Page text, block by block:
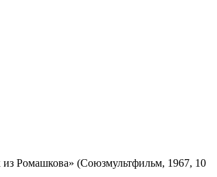
Ромашкова» (Союзмультфильм, 1967, 10